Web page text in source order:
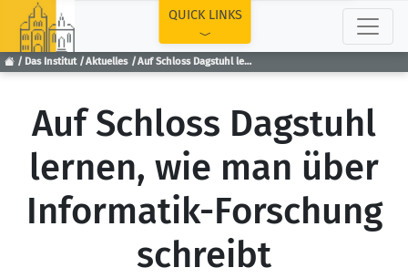
Das Institut Aktuelles Auf Schloss Dagstuhl lernen, wie man über Informatik-Forschung schreibt
QUICK LINKS
Auf Schloss Dagstuhl
lernen, wie man über
Informatik-Forschung
schreibt